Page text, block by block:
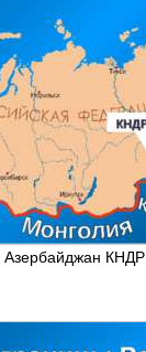
Азербайджан КНДР